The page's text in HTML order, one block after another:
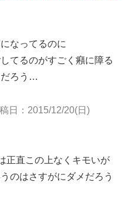
なってるのに
てるのがすごく癪に障る
だろう…
日：2015/12/20(日)
正直この上なくキモいが
のはさすがにダメだろう